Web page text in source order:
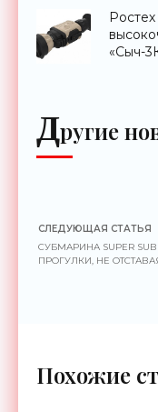
«Сыч-
Другие
СЛЕДУЮЩАЯ СТАТЬЯ
СУБМАРИНА SUPER
ПРОГУЛКИ, НЕ
Похожие